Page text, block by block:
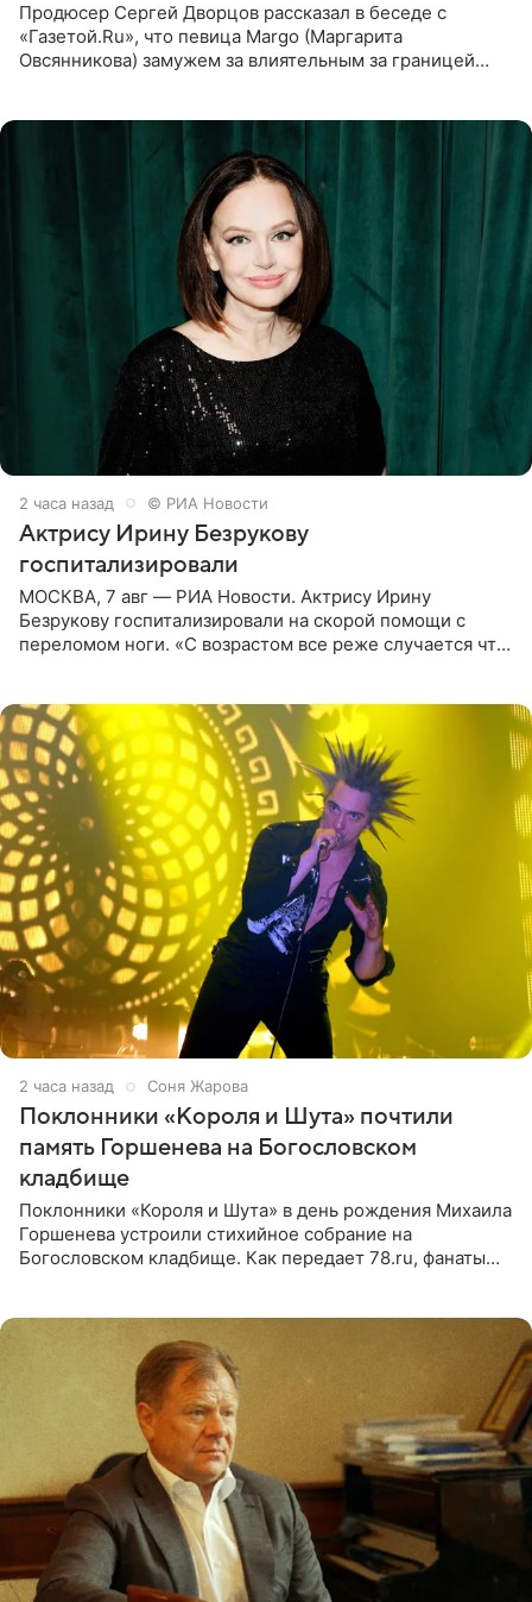
Продюсер Сергей Дворцов рассказал в беседе с
«Газетой.Ru», что певица Margo (Маргарита
Овсянникова) замужем за влиятельным за границей
2 часа назад © РИА Новости
Актрису Ирину Безрукову
госпитализировали
МОСКВА, 7 авг — РИА Новости. Актрису Ирину
Безрукову госпитализировали на скорой помощи с
переломом ноги. «С возрастом все реже случается что-
2 часа назад Соня Жарова
Поклонники «Короля и Шута» почтили
память Горшенева на Богословском
кладбище
Поклонники «Короля и Шута» в день рождения Михаила
Горшенева устроили стихийное собрание на
Богословском кладбище. Как передает 78.ru, фанаты